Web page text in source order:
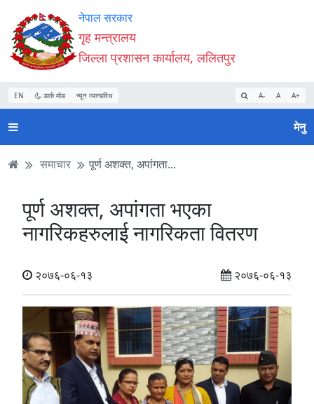
Accessibility
Mode
सुरु
गर्नुहोस्
सामाग्री
पढ्नुहाेस्
नेभिगेसन
पढ्नुहाेस्
वेबसाइट
खोजमा
जानुहोस्
नेपाल सरकार
गृह मन्त्रालय
जिल्ला प्रशासन कार्यालय, ललितपुर
EN डार्क मोड न्यून व्यान्डविथ A- A A+
मेनु
समाचार पूर्ण अशक्त, अपांगता...
पूर्ण अशक्त, अपांगता भएका
नागरिकहरुलाई नागरिकता वितरण
२०७६-०६-१३ २०७६-०६-१३